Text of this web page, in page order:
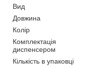
Вид
Довжина
Колір
Комплектація
диспенсером
Кількість в упаковці